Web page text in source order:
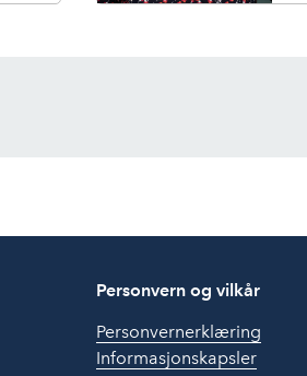
Personvern og vilkår
Personvernerklæring
Informasjonskapsler